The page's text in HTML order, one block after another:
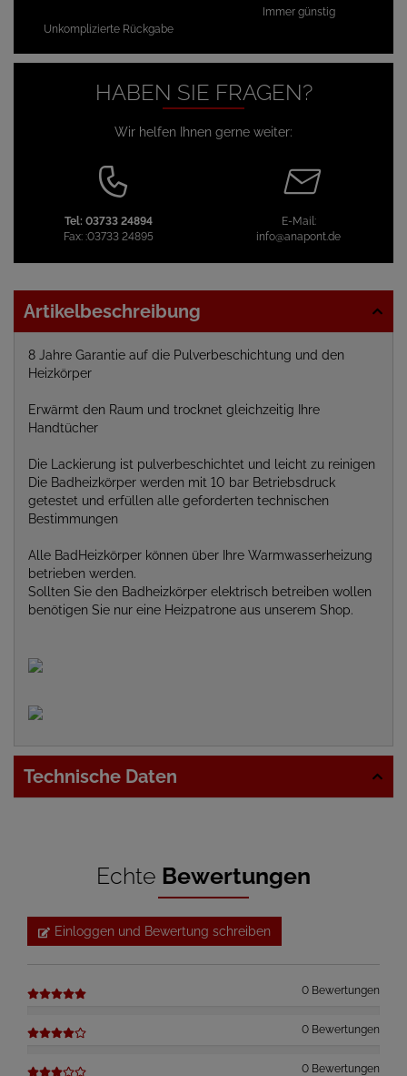
Unkomplizierte Rückgabe
Immer günstig
HABEN SIE FRAGEN?
Wir helfen Ihnen gerne weiter:
Tel: 03733 24894
Fax: :03733 24895
E-Mail:
info@anapont.de
Artikelbeschreibung
8 Jahre Garantie auf die Pulverbeschichtung und den
Heizkörper
Erwärmt den Raum und trocknet gleichzeitig Ihre
Handtücher
Die Lackierung ist pulverbeschichtet und leicht zu reinigen
Die Badheizkörper werden mit 10 bar Betriebsdruck
getestet und erfüllen alle geforderten technischen
Bestimmungen
Alle BadHeizkörper können über Ihre Warmwasserheizung
betrieben werden.
Sollten Sie den Badheizkörper elektrisch betreiben wollen
benötigen Sie nur eine Heizpatrone aus unserem Shop.
Technische Daten
Echte Bewertungen
Einloggen und Bewertung schreiben
0 Bewertungen
0 Bewertungen
0 Bewertungen